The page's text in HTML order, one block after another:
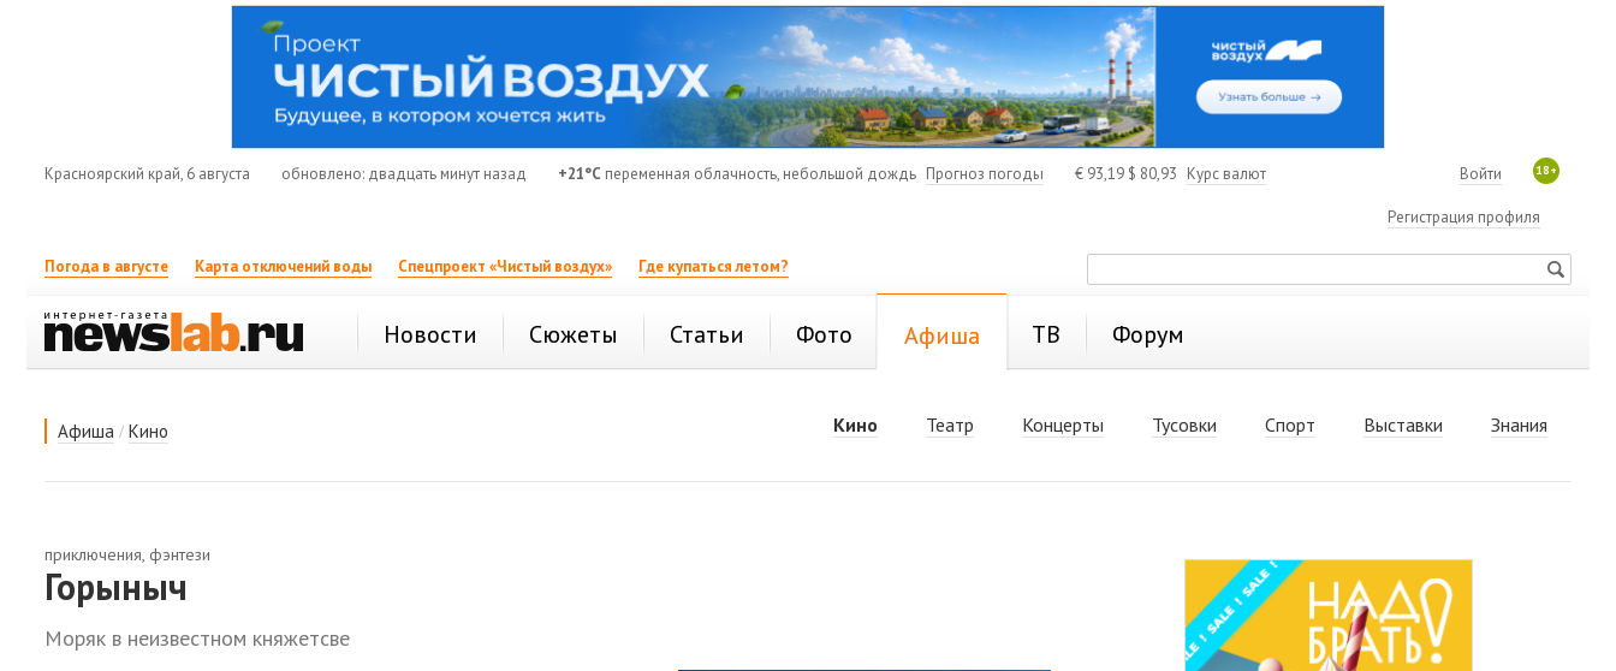
Красноярский край, 6 августа обновлено: двадцать минут назад +21°C переменная облачность, небольшой дождь Прогноз погоды € 93,19 $ 80,93 Курс валют 18+
Войти
Регистрация профиля
Погода в августе Карта отключений воды Спецпроект «Чистый воздух» Где купаться летом?
Новости Сюжеты Статьи Фото Афиша ТВ Форум
Афиша / Кино Кино Театр Концерты Тусовки Спорт Выставки Знания
приключения, фэнтези
Горыныч
Моряк в неизвестном княжетсве